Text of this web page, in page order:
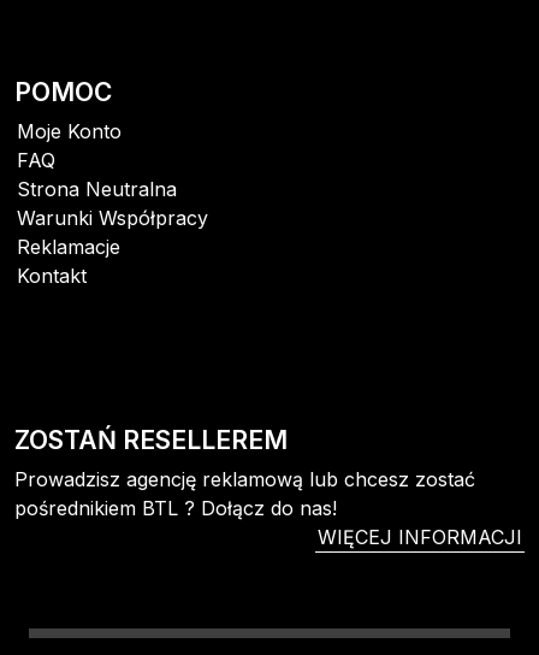
POMOC
Moje Konto
FAQ
Strona Neutralna
Warunki Współpracy
Reklamacje
Kontakt
ZOSTAŃ RESELLEREM
Prowadzisz agencję reklamową lub chcesz zostać
pośrednikiem BTL ? Dołącz do nas!
WIĘCEJ INFORMACJI